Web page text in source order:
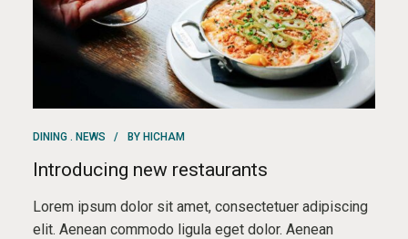
DINING NEWS BY HICHAM
Introducing new restaurants
Lorem ipsum dolor sit amet, consectetuer adipiscing
elit. Aenean commodo ligula eget dolor. Aenean